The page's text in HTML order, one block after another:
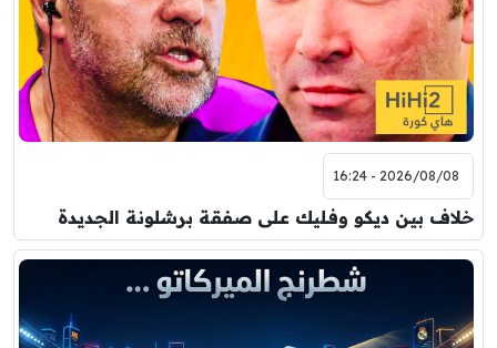
2026/08/08 - 16:24
خلاف بين ديكو وفليك على صفقة برشلونة الجديدة